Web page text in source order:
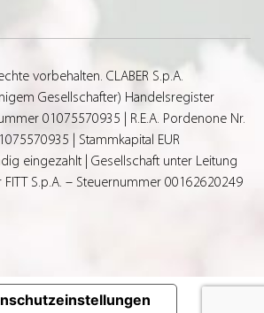
vorbehalten. CLABER S.p.A.
Gesellschafter) Handelsregister
01075570935 | R.E.A. Pordenone Nr.
| Stammkapital EUR
eingezahlt | Gesellschaft unter Leitung
S.p.A. – Steuernummer 00162620249